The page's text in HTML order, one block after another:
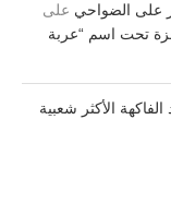
على الضواحي على
تحت اسم “عربة
الأكثر شعبية